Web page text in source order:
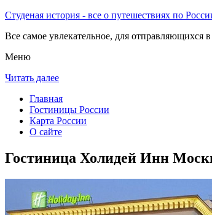
Студеная история - все о путешествиях по
Все самое увлекательное, для отправляющихся
Меню
Читать далее
Главная
Гостиницы России
Карта России
О сайте
Гостиница Холидей Инн